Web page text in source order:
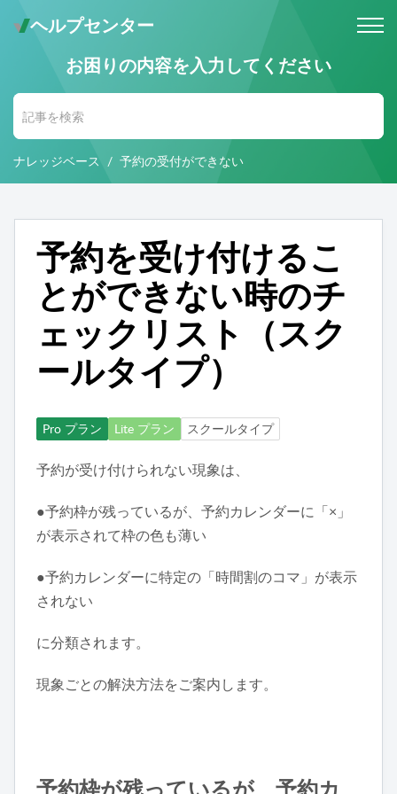
ヘルプセンター
メールでのお問い合わせ
お電話・ Web会議にて対応いたします。
お困りの内容を入力してください
ナレッジベース 予約の受付ができない
予約を受け付けるこ
とができない時のチ
ェックリスト（スク
ールタイプ）
Pro プラン Lite プラン スクールタイプ
予約が受け付けられない現象は、
●予約枠が残っているが、予約カレンダーに「×」
が表示されて枠の色も薄い
●予約カレンダーに特定の「時間割のコマ」が表示
されない
に分類されます。
現象ごとの解決方法をご案内します。